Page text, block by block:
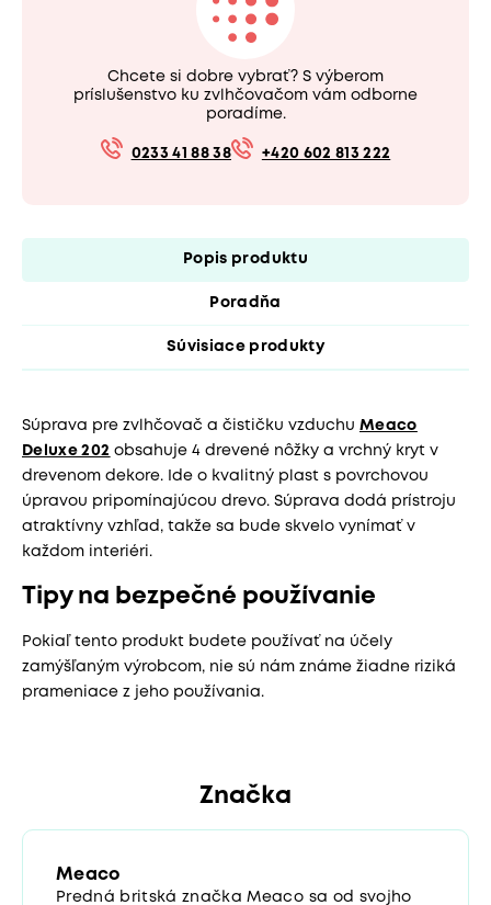
Chcete si dobre vybrať? S výberom
príslušenstvo ku zvlhčovačom vám odborne
poradíme.
0233 41 88 38 +420 602 813 222
Popis produktu
Poradňa
Súvisiace produkty
Súprava pre zvlhčovač a čističku vzduchu Meaco
Deluxe 202 obsahuje 4 drevené nôžky a vrchný kryt v
drevenom dekore. Ide o kvalitný plast s povrchovou
úpravou pripomínajúcou drevo. Súprava dodá prístroju
atraktívny vzhľad, takže sa bude skvelo vynímať v
každom interiéri.
Tipy na bezpečné používanie
Pokiaľ tento produkt budete používať na účely
zamýšľaným výrobcom, nie sú nám známe žiadne riziká
prameniace z jeho používania.
Značka
Meaco
Predná britská značka Meaco sa od svojho